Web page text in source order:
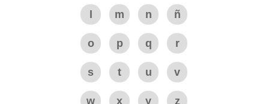
m n ñ
o p q r
s t u v
w x y z